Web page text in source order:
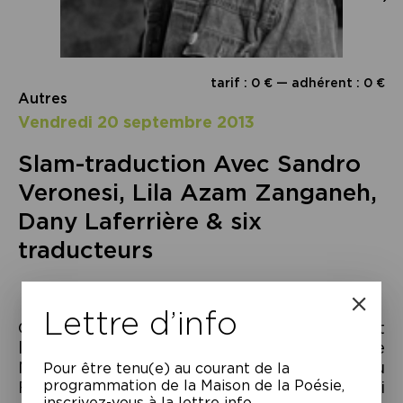
tarif : 0 € — adhérent : 0 €
Autres
vendredi 20 septembre 2013
Slam-traduction Avec Sandro
Veronesi, Lila Azam Zanganeh,
Dany Laferrière & six
traducteurs
Cette nouvelle forme de performance voit
le jour à Montréal, puis prend le chemin de
New York, où elle devient le must du
Festival PEN World Voices. Accueilli
Lettre d’info
Pour être tenu(e) au courant de la
programmation de la Maison de la Poésie,